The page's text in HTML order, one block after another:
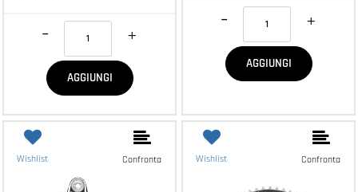
AGGIUNGI
AGGIUNGI
Wishlist Confronta Wishlist Confronta